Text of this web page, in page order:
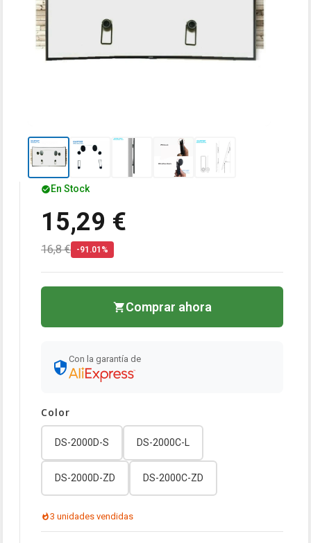
En Stock
15,29 €
16,8 € -91.01%
Comprar ahora
Con la garantía de
Color
DS-2000D-S DS-2000C-L
DS-2000D-ZD DS-2000C-ZD
3 unidades vendidas